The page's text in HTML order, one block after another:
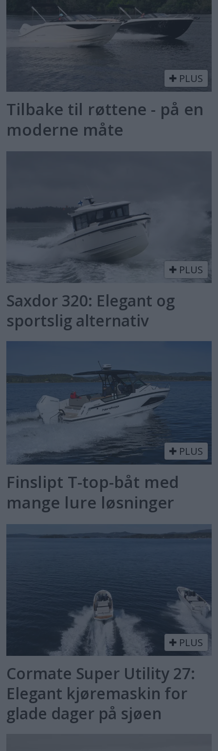
PLUS
Tilbake til røttene - på en
moderne måte
PLUS
Saxdor 320: Elegant og
sportslig alternativ
PLUS
Finslipt T-top-båt med
mange lure løsninger
PLUS
Cormate Super Utility 27:
Elegant kjøremaskin for
glade dager på sjøen